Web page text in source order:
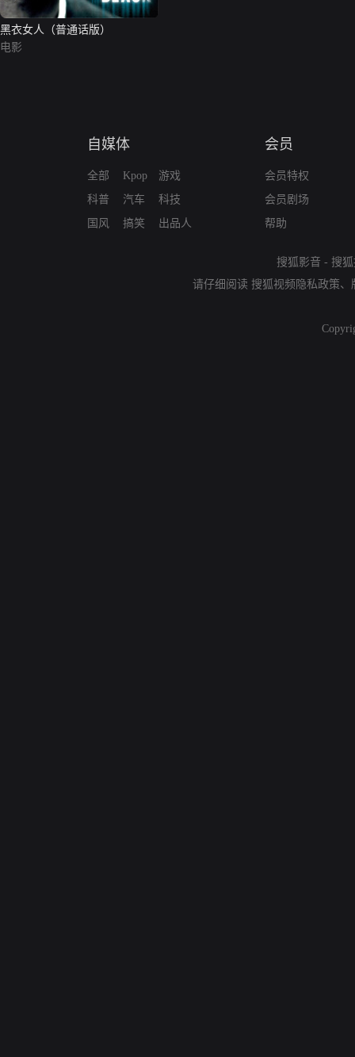
黑衣女人（普通话版）
电影
自媒体
全部
科普
国风
Kpop
汽车
搞笑
游戏
科技
出品人
会员
会员特权
会员剧场
帮助
搜狐影音 - 搜
请仔细阅读 搜狐视频隐私政策、